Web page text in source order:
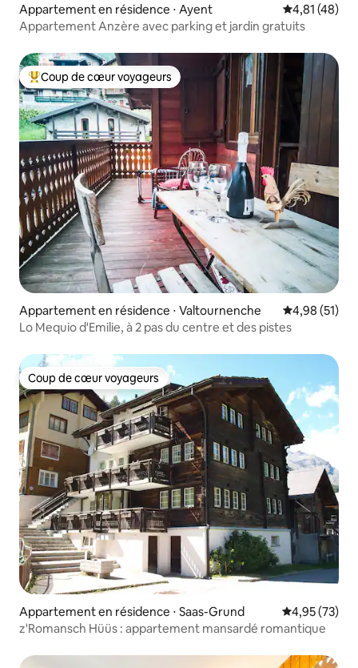
Appartement en résidence ⋅ Ayent Évaluation
4,81 (48)
Appartement Anzère avec parking et jardin gratuits
Coups de cœur voyageurs les plus appréciés
Coup de cœur voyageurs
Appartement en résidence ⋅ Valtournenche Évaluation
4,98 (51)
Lo Mequio d'Emilie, à 2 pas du centre et des pistes
Coup de cœur voyageurs
Coup de cœur voyageurs
Appartement en résidence ⋅ Saas-Grund Évaluation
4,95 (73)
z'Romansch Hüüs : appartement mansardé romantique